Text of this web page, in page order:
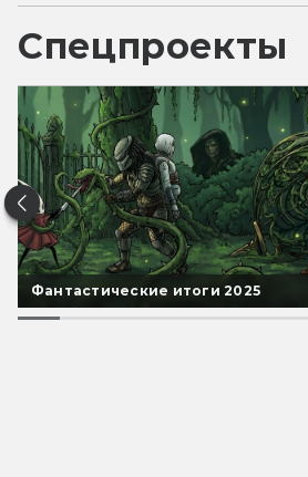
Спецпроекты
Фантастические итоги 2025